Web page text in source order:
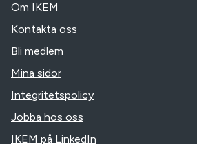
Om IKEM
Kontakta oss
Bli medlem
Mina sidor
Integritetspolicy
Jobba hos oss
IKEM på LinkedIn